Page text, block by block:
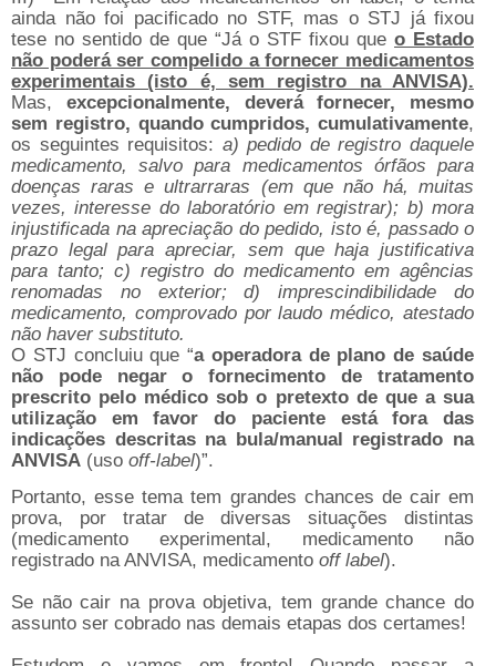
ainda não foi pacificado no STF, mas o STJ já fixou
tese no sentido de que “Já o STF fixou que o Estado
não poderá ser compelido a fornecer medicamentos
experimentais (isto é, sem registro na ANVISA).
Mas, excepcionalmente, deverá fornecer, mesmo
sem registro, quando cumpridos, cumulativamente,
os seguintes requisitos: a) pedido de registro daquele
medicamento, salvo para medicamentos órfãos para
doenças raras e ultrarraras (em que não há, muitas
vezes, interesse do laboratório em registrar); b) mora
injustificada na apreciação do pedido, isto é, passado o
prazo legal para apreciar, sem que haja justificativa
para tanto; c) registro do medicamento em agências
renomadas no exterior; d) imprescindibilidade do
medicamento, comprovado por laudo médico, atestado
não haver substituto.
O STJ concluiu que “a operadora de plano de saúde
não pode negar o fornecimento de tratamento
prescrito pelo médico sob o pretexto de que a sua
utilização em favor do paciente está fora das
indicações descritas na bula/manual registrado na
ANVISA (uso off-label)”.
Portanto, esse tema tem grandes chances de cair em
prova, por tratar de diversas situações distintas
(medicamento experimental, medicamento não
registrado na ANVISA, medicamento off label).
Se não cair na prova objetiva, tem grande chance do
assunto ser cobrado nas demais etapas dos certames!